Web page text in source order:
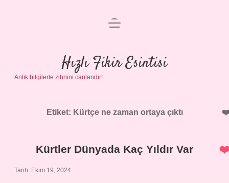
Anasayfa
Gizlilik Politikası
Yasal Uyarı
menüyü
Hızlı Fikir Esintisi
Anlık bilgilerle zihnini canlandır!
Etiket: Kürtçe ne zaman ortaya çıktı
Kürtler Dünyada Kaç Yıldır Var
Tarih: Ekim 19, 2024